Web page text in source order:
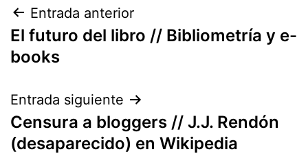
Navegación
de
Entrada anterior
El futuro del libro // Bibliometría y e-
books
Entrada siguiente
Censura a bloggers // J.J. Rendón
(desaparecido) en Wikipedia